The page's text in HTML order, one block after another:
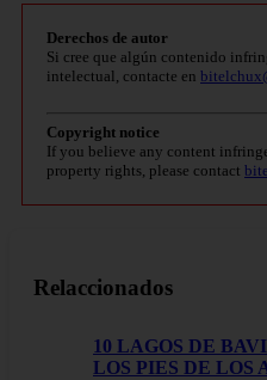
Derechos de autor
Si cree que algún contenido
intelectual, contacte en
Copyright notice
If you believe any content
property rights, please contact
Relaccionados
10 LAGOS DE
LOS PIES DE LOS